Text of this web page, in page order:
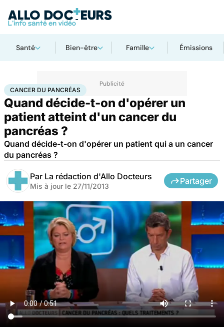
Santé Bien-être Famille Émissions
AccueilSanté MaladiesCancer Cancer du pancréas
CANCER DU PANCRÉAS
Quand décide-t-on d'opérer un
patient atteint d'un cancer du
pancréas ?
Quand décide-t-on d'opérer un patient qui a un cancer
du pancréas ?
Par La rédaction d'Allo Docteurs
Mis à jour le 27/11/2013
Partager